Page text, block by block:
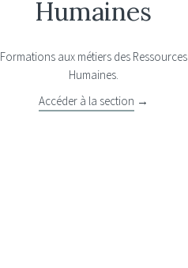
Humaines
Formations aux métiers des Ressources
Humaines.
Accéder à la section →